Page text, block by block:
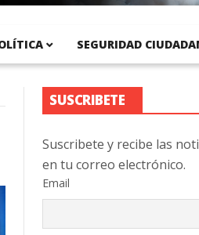
SEGURIDAD
SUSCRIBETE
Suscribete y recibe las
en tu correo electrónico.
Email